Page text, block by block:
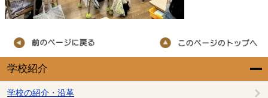
学校紹介
学校の紹介・沿革